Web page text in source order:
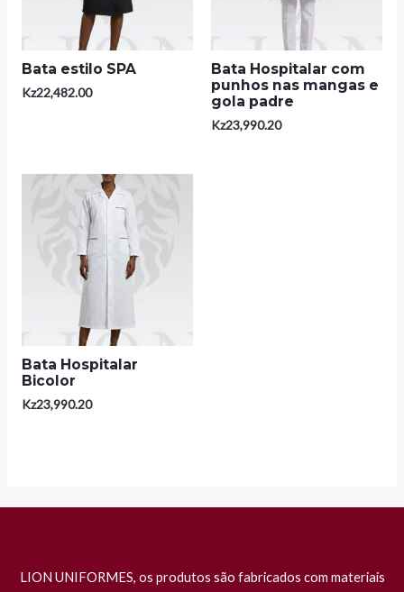
Bata estilo SPA
Kz22,482.00
Bata Hospitalar com
punhos nas mangas e
gola padre
Kz23,990.20
Bata Hospitalar
Bicolor
Kz23,990.20
LION UNIFORMES, os produtos são fabricados com materiais